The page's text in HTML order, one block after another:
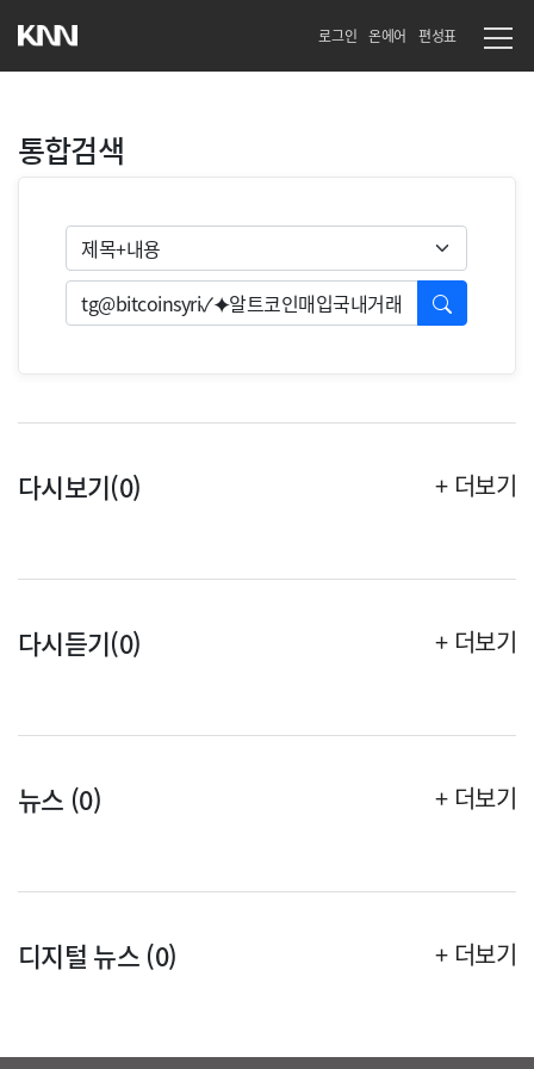
로그인 온에어 편성표
통합검색
검색유형
검색
다시보기(0) + 더보기
다시듣기(0) + 더보기
뉴스 (0) + 더보기
디지털 뉴스 (0) + 더보기